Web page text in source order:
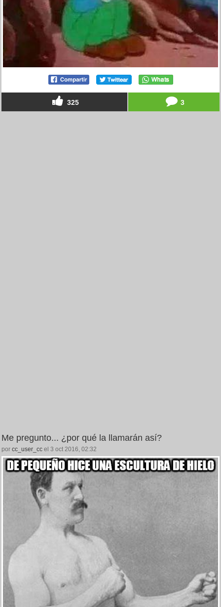
325 3
Me pregunto... ¿por qué la llamarán así?
por cc_user_cc el 3 oct 2016, 02:32